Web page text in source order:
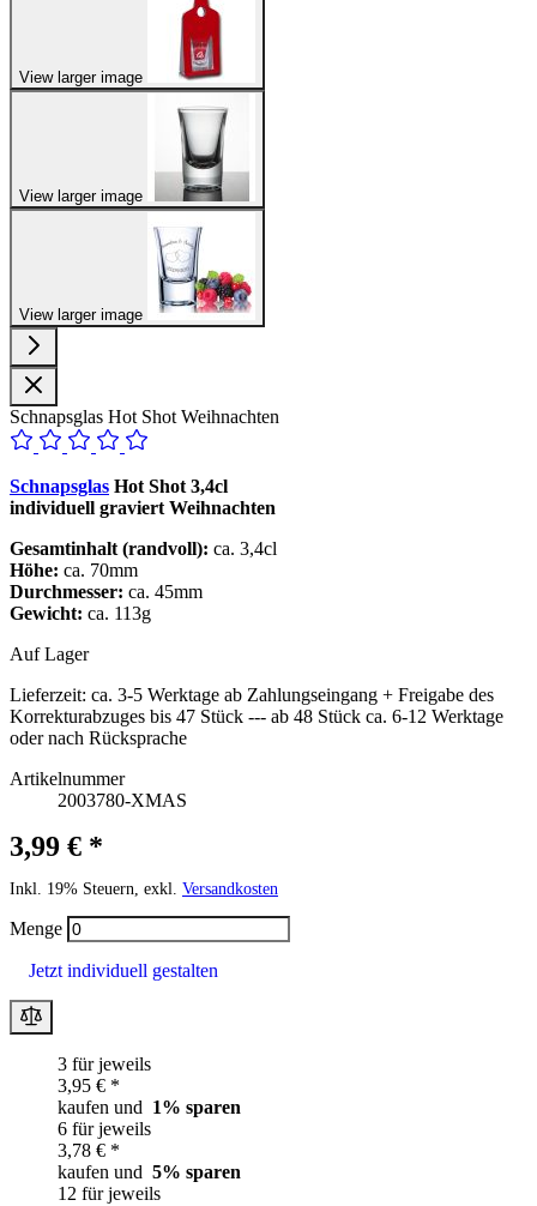
View larger image
View larger image
View larger image
Schnapsglas Hot Shot Weihnachten
Schnapsglas Hot Shot 3,4cl
individuell graviert Weihnachten
Gesamtinhalt (randvoll): ca. 3,4cl
Höhe: ca. 70mm
Durchmesser: ca. 45mm
Gewicht: ca. 113g
Auf Lager
Lieferzeit: ca. 3-5 Werktage ab Zahlungseingang + Freigabe des
Korrekturabzuges bis 47 Stück --- ab 48 Stück ca. 6-12 Werktage
oder nach Rücksprache
Artikelnummer
2003780-XMAS
3,99 € *
Inkl. 19% Steuern, exkl. Versandkosten
Menge
Jetzt individuell gestalten
3 für jeweils
3,95 € *
kaufen und 1% sparen
6 für jeweils
3,78 € *
kaufen und 5% sparen
12 für jeweils